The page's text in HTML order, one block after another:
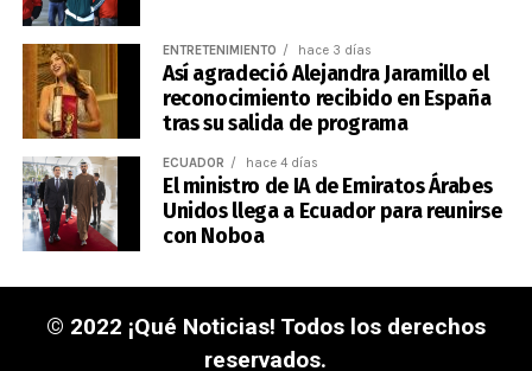
ENTRETENIMIENTO hace 3 días
Así agradeció Alejandra Jaramillo el
reconocimiento recibido en España
tras su salida de programa
ECUADOR hace 4 días
El ministro de IA de Emiratos Árabes
Unidos llega a Ecuador para reunirse
con Noboa
© 2022 ¡Qué Noticias! Todos los derechos
reservados.